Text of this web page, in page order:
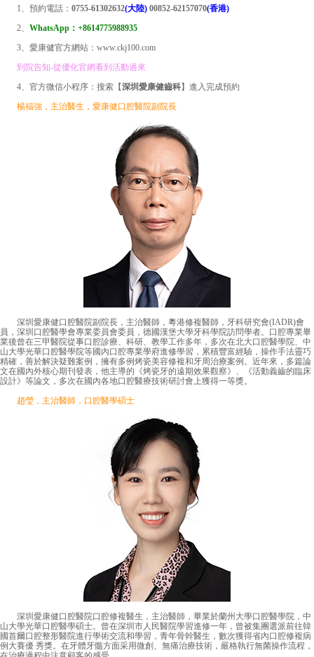
1、預約電話： 0755-61302632(大陸) 00852-62157070(香港)
2、 WhatsApp：+8614775988935
3、愛康健官方網站：www.ckj100.com
到院告知-從優化官網看到活動過來
4、官方微信小程序：搜索【深圳愛康健齒科】進入完成預約
楊福強，主治醫生，愛康健口腔醫院副院長
深圳愛康健口腔醫院副院長，主治醫師，粵港修複醫師，牙科研究會(IADR)會
員，深圳口腔醫學會專業委員會委員，德國漢堡大學牙科學院訪問學者。口腔專業畢
業後曾在三甲醫院從事口腔診療、科研、教學工作多年，多次在北大口腔醫學院、中
山大學光華口腔醫學院等國內口腔專業學府進修學習，累積豐富經驗，操作手法靈巧
精確，善於解決疑難案例，擁有多例烤瓷美容修複和牙周治療案例。近年來，多篇論
文在國內外核心期刊發表，他主導的《烤瓷牙的遠期效果觀察》、《活動義齒的臨床
設計》等論文，多次在國內各地口腔醫療技術研討會上獲得一等獎。
趙瑩，主治醫師，口腔醫學碩士
深圳愛康健口腔醫院口腔修複醫生，主治醫師，畢業於蘭州大學口腔醫學院，中
山大學光華口腔醫學碩士。曾在深圳市人民醫院學習進修一年，曾被集團選派前往韓
國首爾口腔整形醫院進行學術交流和學習，青年骨幹醫生，數次獲得省內口腔修複病
例大賽優 秀獎。在牙體牙髓方面采用微創、無痛治療技術，嚴格執行無菌操作流程，